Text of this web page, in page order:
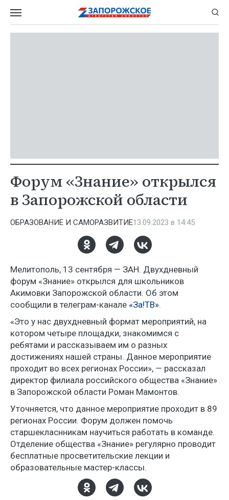
Форум «Знание» открылся
в Запорожской области
ОБРАЗОВАНИЕ И САМОРАЗВИТИЕ13.09.2023 в 14:45
Мелитополь, 13 сентября — ЗАН. Двухдневный
форум «Знание» открылся для школьников
Акимовки Запорожской области. Об этом
сообщили в телеграм-канале «За!ТВ».
«Это у нас двухдневный формат мероприятий, на
котором четыре площадки, знакомимся с
ребятами и рассказываем им о разных
достижениях нашей страны. Данное мероприятие
проходит во всех регионах России», — рассказал
директор филиала российского общества «Знание»
в Запорожской области Роман Мамонтов.
Уточняется, что данное мероприятие проходит в 89
регионах России. Форум должен помочь
старшекласнникам научиться работать в команде.
Отделение общества «Знание» регулярно проводит
бесплатные просветительские лекции и
образовательные мастер-классы.